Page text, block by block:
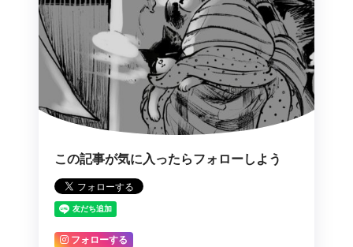
この記事が気に入ったらフォローしよう
フォローする